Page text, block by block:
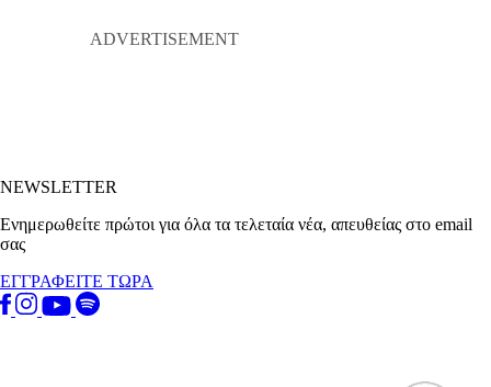
NEWSLETTER
Ενημερωθείτε πρώτοι για όλα τα τελεταία νέα, απευθείας στο email
σας
ΕΓΓΡΑΦΕΙΤΕ ΤΩΡΑ